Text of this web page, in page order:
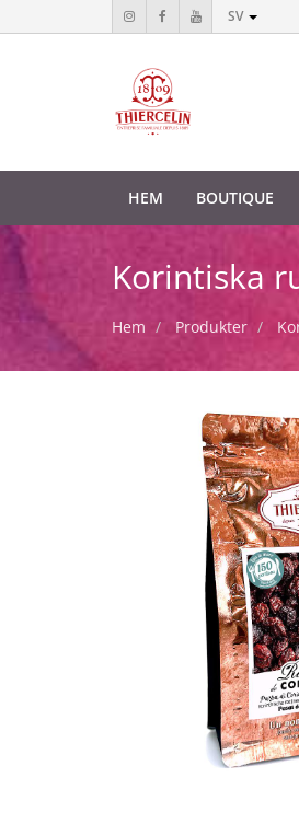
SV
HEM BOUTIQUE
Korintiska
Hem Produkter